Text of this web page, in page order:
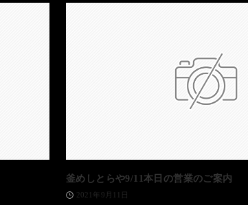
釜めしとらや9/11本日の営業のご案内
2021年9月11日